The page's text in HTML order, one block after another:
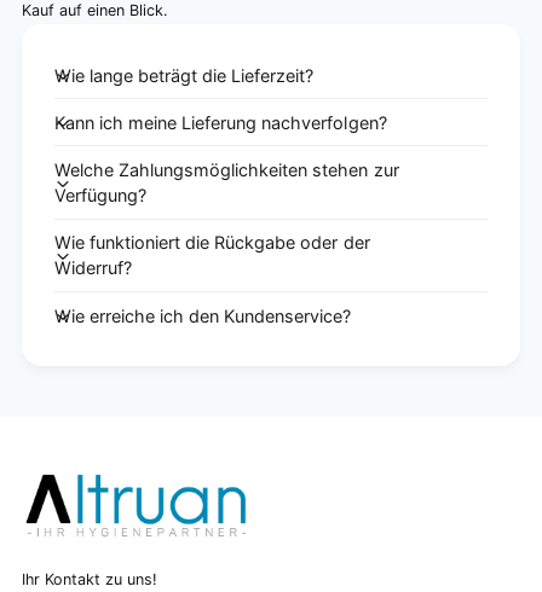
Kauf auf einen Blick.
Wie lange beträgt die Lieferzeit?
Kann ich meine Lieferung nachverfolgen?
Welche Zahlungsmöglichkeiten stehen zur
Verfügung?
Wie funktioniert die Rückgabe oder der
Widerruf?
Wie erreiche ich den Kundenservice?
Ihr Kontakt zu uns!